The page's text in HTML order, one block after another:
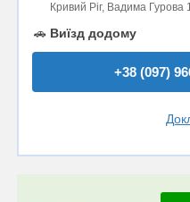
Кривий Ріг, Вадима Гурова
🚗 Виїзд додому
+38 (097)